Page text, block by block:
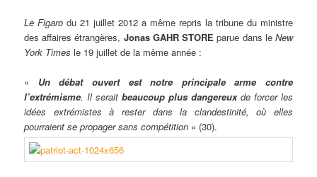
Le Figaro du 21 juillet 2012 a même repris la tribune du ministre
des affaires étrangères, Jonas GAHR STORE parue dans le New
York Times le 19 juillet de la même année :
« Un débat ouvert est notre principale arme contre
l’extrémisme. Il seraitbeaucoup plus dangereuxde forcer les
idées extrémistes à rester dans la clandestinité, où elles
pourraient se propager sans compétition » (30).